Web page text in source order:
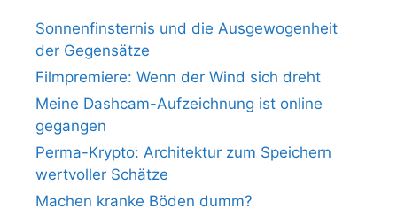
Sonnenfinsternis und die Ausgewogenheit
der Gegensätze
Filmpremiere: Wenn der Wind sich dreht
Meine Dashcam-Aufzeichnung ist online
gegangen
Perma-Krypto: Architektur zum Speichern
wertvoller Schätze
Machen kranke Böden dumm?